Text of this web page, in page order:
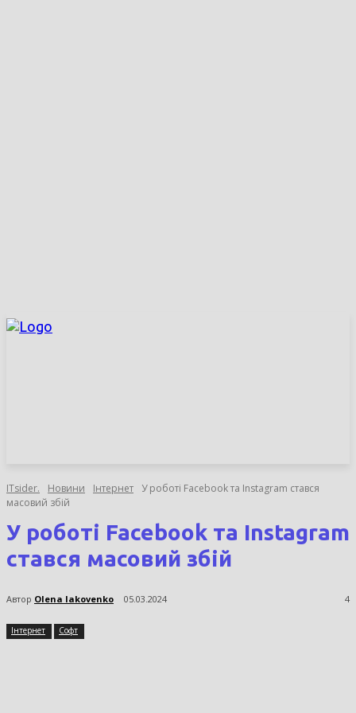
ITsider. Новини Інтернет
У роботі Facebook та Instagram стався
масовий збій
У роботі Facebook та Instagram
стався масовий збій
Автор Olena Iakovenko 05.03.2024 4
Інтернет Софт